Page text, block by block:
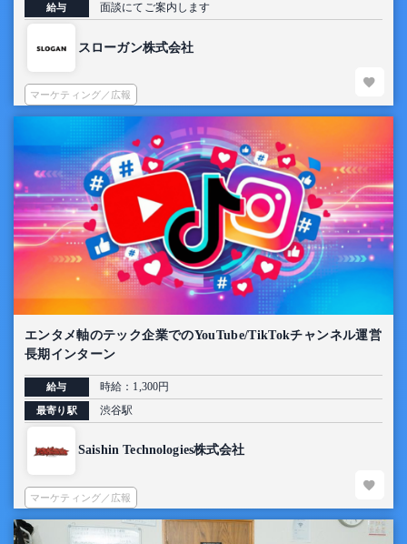
給与 面談にてご案内します
スローガン株式会社
マーケティング／広報
エンタメ軸のテック企業でのYouTube/TikTokチャンネル運営
長期インターン
給与 時給：1,300円
最寄り駅 渋谷駅
Saishin Technologies株式会社
マーケティング／広報